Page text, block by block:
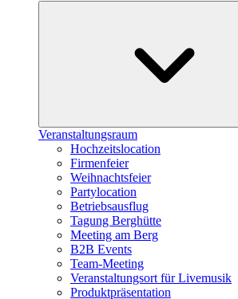
Veranstaltungsraum
Hochzeitslocation
Firmenfeier
Weihnachtsfeier
Partylocation
Betriebsausflug
Tagung Berghütte
Meeting am Berg
B2B Events
Team-Meeting
Veranstaltungsort für Livemusik
Produktpräsentation